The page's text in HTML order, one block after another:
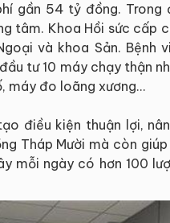
gần 54 tỷ đồng.
tâm. Khoa Hồi sức cấp
và khoa Sản. Bệnh
tư 10 máy chạy thận
máy đo loãng xương...
điều kiện thuận lợi,
Tháp Mười mà còn
mỗi ngày có hơn 100